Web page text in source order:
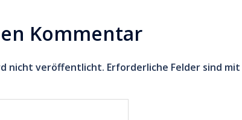
Kommentar
nicht veröffentlicht. Erforderliche Felder sind mit